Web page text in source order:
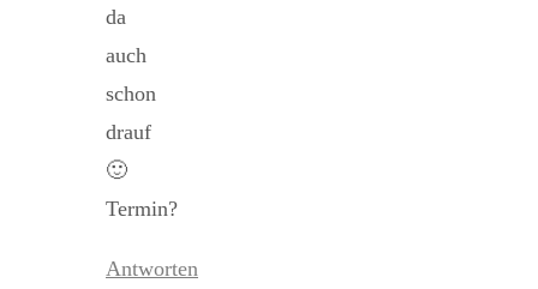
da
auch
schon
drauf
🙂
Termin?
Antworten